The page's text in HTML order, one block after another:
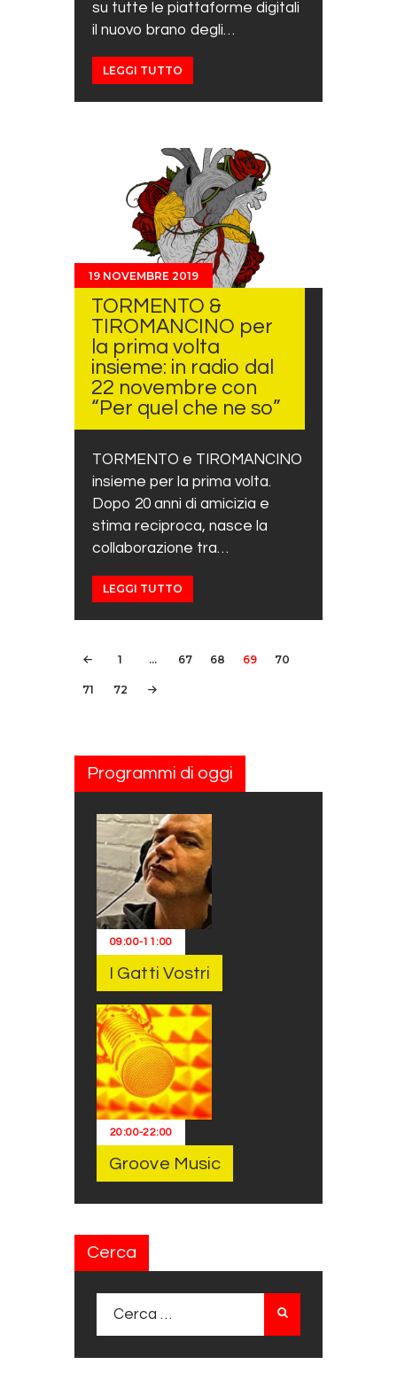
su tutte le piattaforme digitali
il nuovo brano degli…
LEGGI TUTTO
19 NOVEMBRE 2019
TORMENTO &
TIROMANCINO per
la prima volta
insieme: in radio dal
22 novembre con
“Per quel che ne so”
TORMENTO e TIROMANCINO
insieme per la prima volta.
Dopo 20 anni di amicizia e
stima reciproca, nasce la
collaborazione tra…
LEGGI TUTTO
Navigazione articoli
<
PAGE
1 … PAGE
67 PAGE
68 PAGE
69 PAGE
70
PAGE
71 PAGE
72
Programmi di oggi
09:00-11:00
I Gatti Vostri
20:00-22:00
Groove Music
Cerca